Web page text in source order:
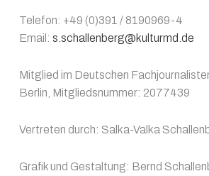
Telefon: +49 (0)391 / 8190969-4
Email: s.schallenberg@kulturmd.de
Mitglied im Deutschen
Berlin, Mitgliedsnummer: 2077439
Vertreten durch: Salka-Valka
Grafik und Gestaltung: Bernd